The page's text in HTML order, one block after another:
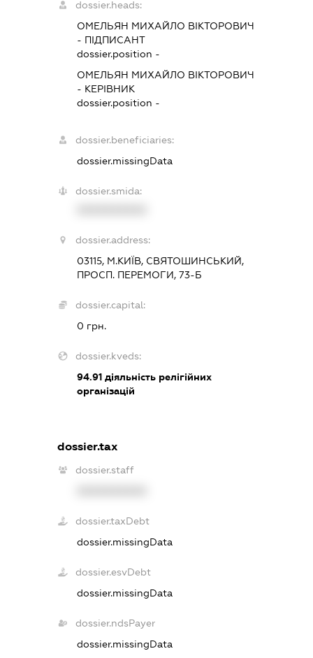
dossier.heads:
ОМЕЛЬЯН МИХАЙЛО ВІКТОРОВИЧ
- ПІДПИСАНТ
dossier.position -
ОМЕЛЬЯН МИХАЙЛО ВІКТОРОВИЧ
- КЕРІВНИК
dossier.position -
dossier.beneficiaries:
dossier.missingData
dossier.smida:
dossier.address:
03115, М.КИЇВ, СВЯТОШИНСЬКИЙ,
ПРОСП. ПЕРЕМОГИ, 73-Б
dossier.capital:
0 грн.
dossier.kveds:
94.91діяльність релігійних
організацій
dossier.tax
dossier.staff
dossier.taxDebt
dossier.missingData
dossier.esvDebt
dossier.missingData
dossier.ndsPayer
dossier.missingData